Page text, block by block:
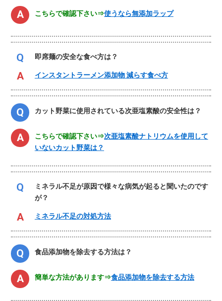
こちらで確認下さい⇒使うなら無添加ラップ
即席麺の安全な食べ方は？
インスタントラーメン添加物 減らす食べ方
カット野菜に使用されている次亜塩素酸の安全性は？
こちらで確認下さい⇒次亜塩素酸ナトリウムを使用して
いないカット野菜は？
ミネラル不足が原因で様々な病気が起ると聞いたのです
が？
ミネラル不足の対処方法
食品添加物を除去する方法は？
簡単な方法があります⇒食品添加物を除去する方法